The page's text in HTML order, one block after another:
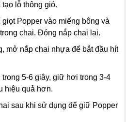
lỗ thông gió.
Popper vào miếng bông và
chai. Đóng nắp chai lại.
mở nắp chai nhựa để bắt đầu hít
trong 5-6 giây, giữ hơi trong 3-4
hiệu quả hơn.
sau khi sử dụng để giữ Popper